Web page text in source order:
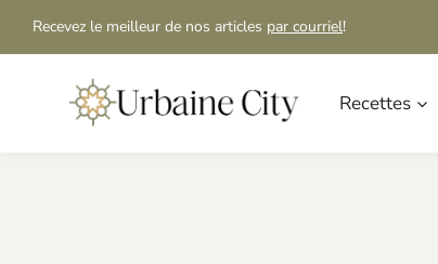
k
k
Recevez le meilleur de nos articles par courriel!
Recettes